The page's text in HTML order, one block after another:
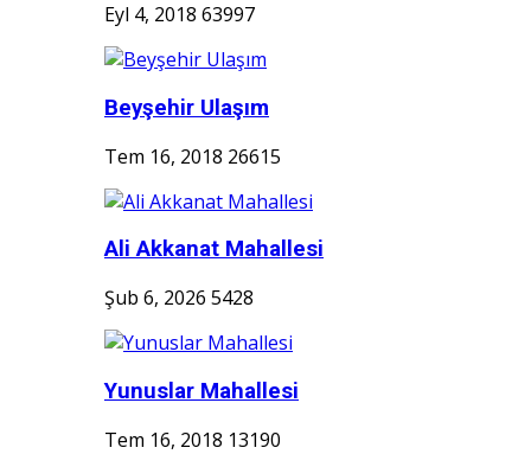
Eyl 4, 2018 63997
Beyşehir Ulaşım
Tem 16, 2018 26615
Ali Akkanat Mahallesi
Şub 6, 2026 5428
Yunuslar Mahallesi
Tem 16, 2018 13190